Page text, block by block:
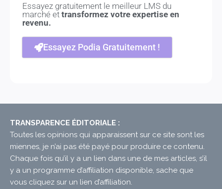
Essayez gratuitement le meilleur LMS du
marché ettransformez votre expertise en
revenu.
Essayez Podia Gratuitement !
TRANSPARENCE ÉDITORIALE :
Toutes les opinions qui apparaissent sur ce site sont les
miennes, je n’ai pas été payé pour produire ce contenu.
Chaque fois qu’il y a un lien dans une de mes articles, s’il
y a un programme d’affiliation disponible, sache que
vous cliquez sur un lien d’affiliation.